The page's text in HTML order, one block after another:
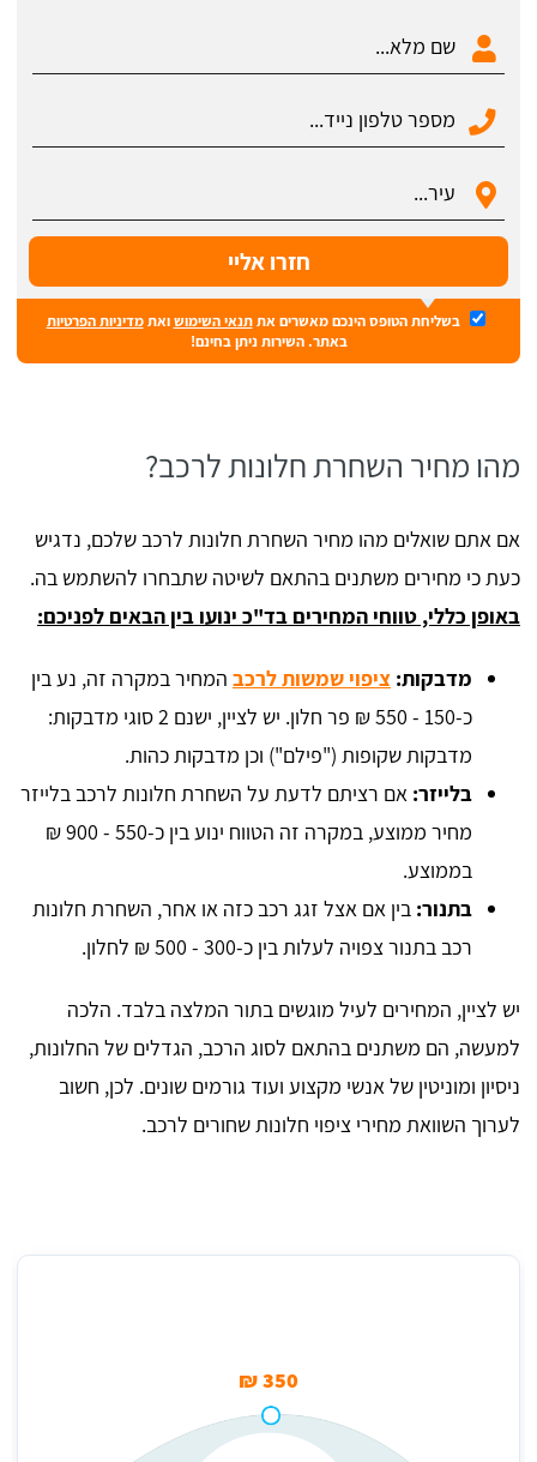
בשליחת הטופס הינכם מאשרים אתתנאי השימושואתמדיניות הפרטיות
באתר. השירות ניתן בחינם!
מהו מחיר השחרת חלונות לרכב?
אם אתם שואלים מהו מחיר השחרת חלונות לרכב שלכם, נדגיש
כעת כי מחירים משתנים בהתאם לשיטה שתבחרו להשתמש בה.
באופן כללי, טווחי המחירים בד"כ ינועו בין הבאים לפניכם:
מדבקות: ציפוי שמשות לרכב המחיר במקרה זה, נע בין
כ-150 - 550 ₪ פר חלון. יש לציין, ישנם 2 סוגי מדבקות:
מדבקות שקופות ("פילם") וכן מדבקות כהות.
בלייזר: אם רציתם לדעת על השחרת חלונות לרכב בלייזר
מחיר ממוצע, במקרה זה הטווח ינוע בין כ-550 - 900 ₪
בממוצע.
בתנור: בין אם אצל זגג רכב כזה או אחר, השחרת חלונות
רכב בתנור צפויה לעלות בין כ-300 - 500 ₪ לחלון.
יש לציין, המחירים לעיל מוגשים בתור המלצה בלבד. הלכה
למעשה, הם משתנים בהתאם לסוג הרכב, הגדלים של החלונות,
ניסיון ומוניטין של אנשי מקצוע ועוד גורמים שונים. לכן, חשוב
לערוך השוואת מחירי ציפוי חלונות שחורים לרכב.
350 ₪